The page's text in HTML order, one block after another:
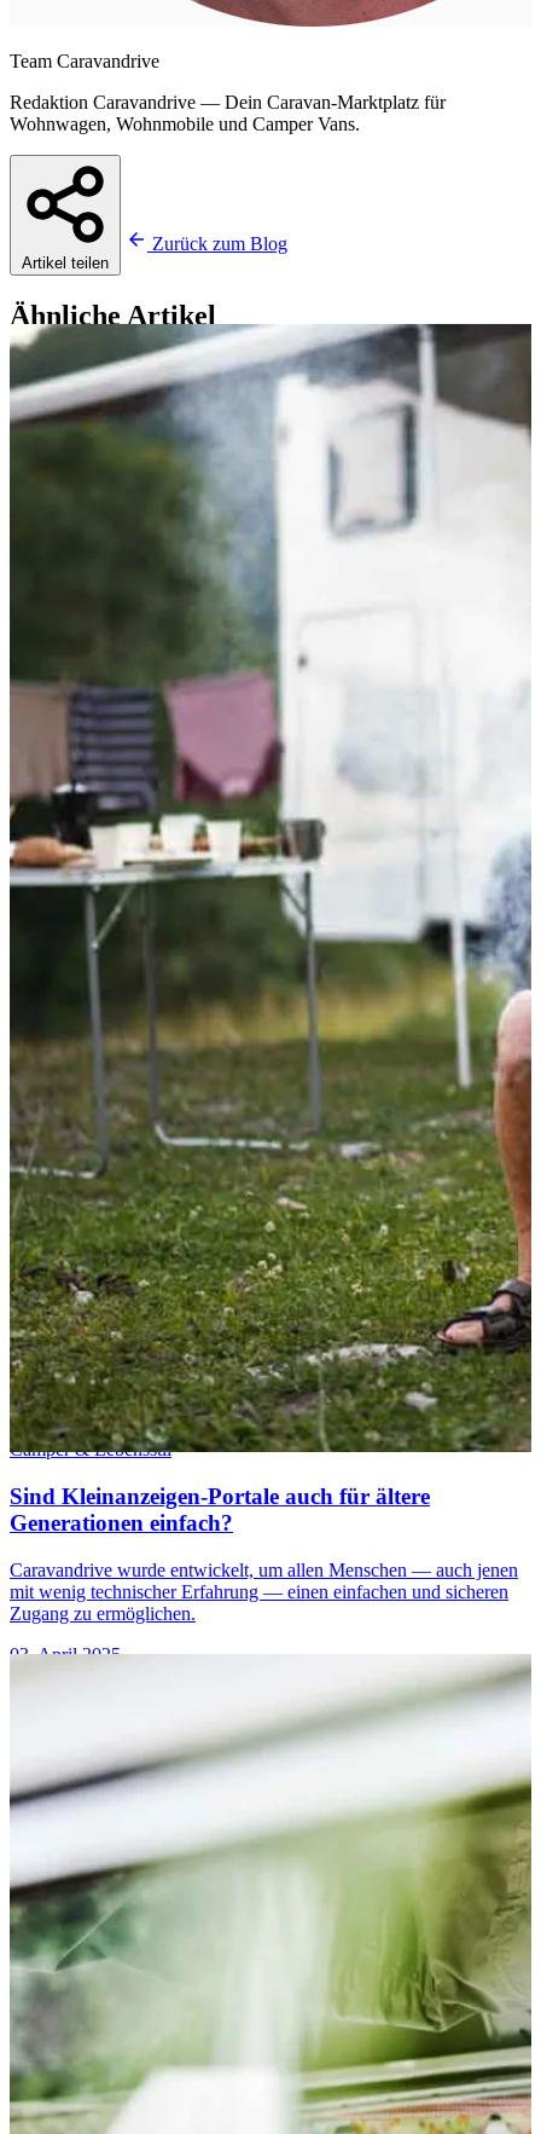
Team Caravandrive
Redaktion Caravandrive — Dein Caravan-Marktplatz für
Wohnwagen, Wohnmobile und Camper Vans.
Artikel teilen
arrow_back Zurück zum Blog
Ähnliche Artikel
Camper & Lebensstil
Sind Kleinanzeigen-Portale auch für ältere
Generationen einfach?
Caravandrive wurde entwickelt, um allen Menschen — auch jenen
mit wenig technischer Erfahrung — einen einfachen und sicheren
Zugang zu ermöglichen.
03. April 2025